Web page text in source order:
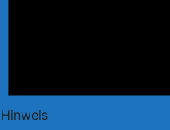
Hinweis